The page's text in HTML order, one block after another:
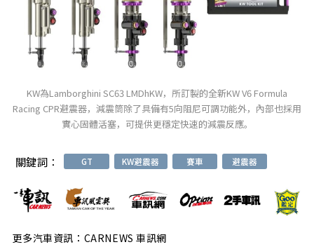
KW為Lamborghini SC63 LMDhKW，所訂製的全新KW V6 Formula
Racing CPR避震器，減震筒除了具備有5向阻尼可調功能外，內部也採用
實心固體活塞，可提供更穩定快速的減震反應。
關鍵詞： GT KW避震器 賽車 避震器
更多汽車資訊：CARNEWS 車訊網